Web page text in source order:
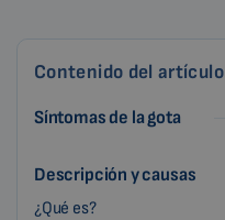
Contenido del artículo
Síntomas de la gota
Descripción y causas
¿Qué es?